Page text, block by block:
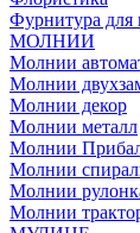
Фурнитура для
МОЛНИИ
Молнии
Молнии
Молнии декор
Молнии металл
Молнии
Молнии
Молнии
Молнии